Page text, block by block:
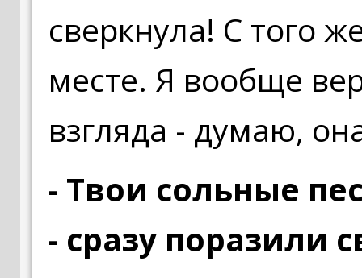
сверкнула! С того
месте. Я вообще
взгляда - думаю,
- Твои сольные
- сразу поразили